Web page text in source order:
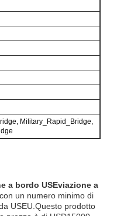
Military_Rapid_Bridge,
a bordo USEviazione a
un numero minimo di
USEU.Questo prodotto